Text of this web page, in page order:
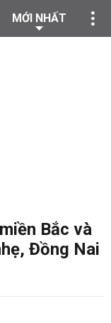
MỚI NHẤT
Bắc và
Đồng Nai